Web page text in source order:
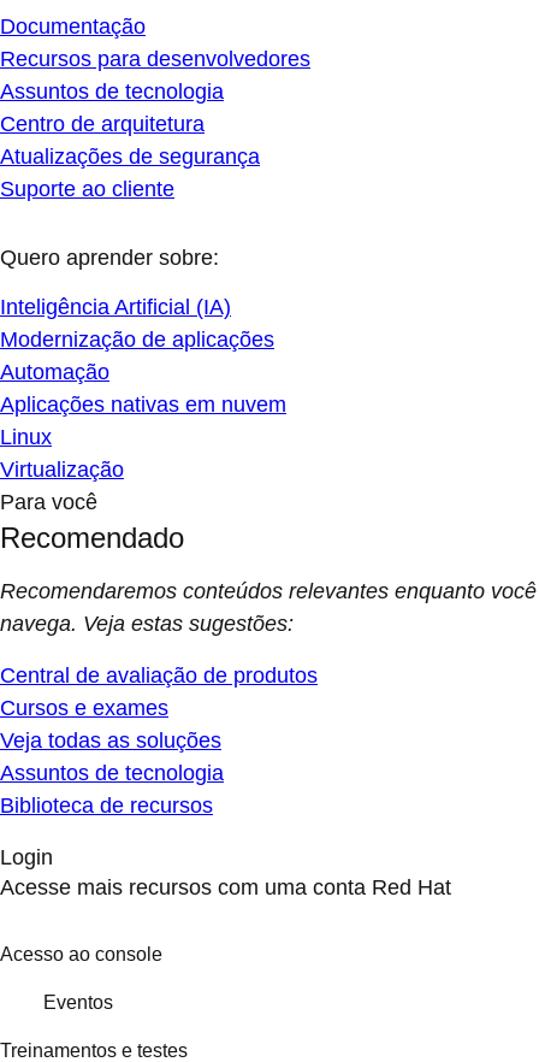
Documentação
Recursos para desenvolvedores
Assuntos de tecnologia
Centro de arquitetura
Atualizações de segurança
Suporte ao cliente
Quero aprender sobre:
Inteligência Artificial (IA)
Modernização de aplicações
Automação
Aplicações nativas em nuvem
Linux
Virtualização
Para você
Recomendado
Recomendaremos conteúdos relevantes enquanto você
navega. Veja estas sugestões:
Central de avaliação de produtos
Cursos e exames
Veja todas as soluções
Assuntos de tecnologia
Biblioteca de recursos
Login
Acesse mais recursos com uma conta Red Hat
Acesso ao console
Eventos
Treinamentos e testes